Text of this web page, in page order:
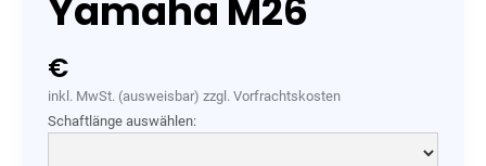
Yamaha M26
€
inkl. MwSt. (ausweisbar) zzgl. Vorfrachtskosten
Schaftlänge auswählen: